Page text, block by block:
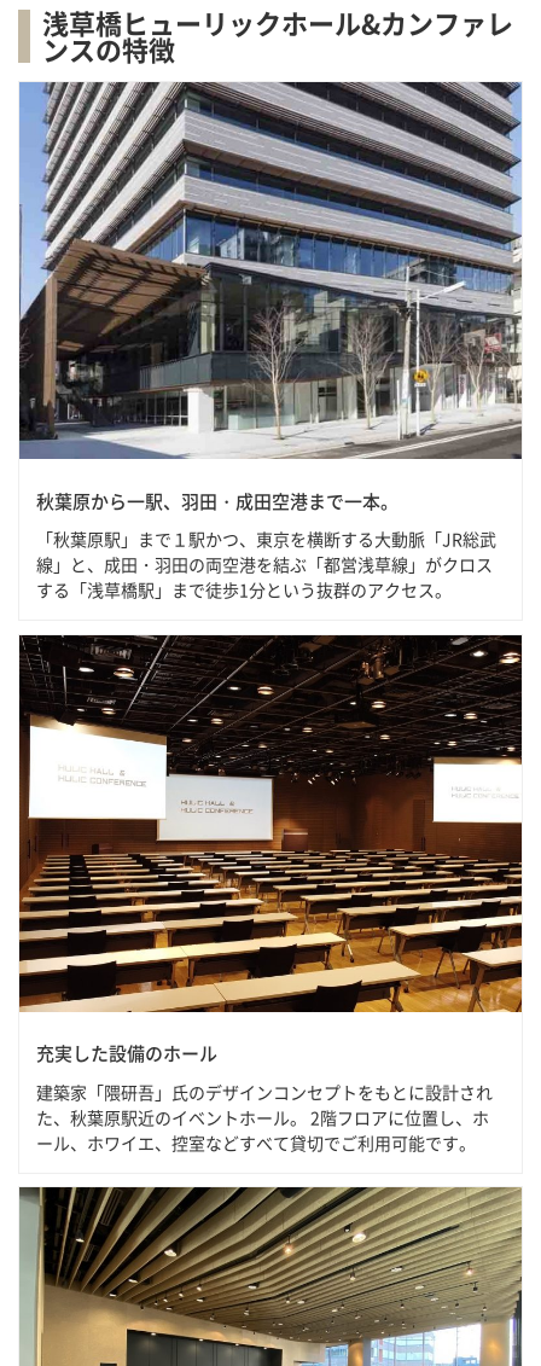
浅草橋ヒューリックホール&カンファレ
ンスの特徴
秋葉原から一駅、羽田・成田空港まで一本。
「秋葉原駅」まで１駅かつ、東京を横断する大動脈「JR総武
線」と、成田・羽田の両空港を結ぶ「都営浅草線」がクロス
する「浅草橋駅」まで徒歩1分という抜群のアクセス。
充実した設備のホール
建築家「隈研吾」氏のデザインコンセプトをもとに設計され
た、秋葉原駅近のイベントホール。 2階フロアに位置し、ホ
ール、ホワイエ、控室などすべて貸切でご利用可能です。